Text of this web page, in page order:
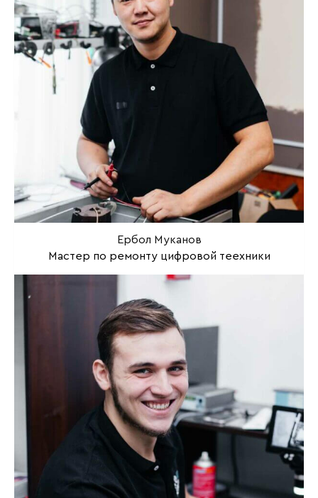
Ербол Муканов
Мастер по ремонту цифровой теехники